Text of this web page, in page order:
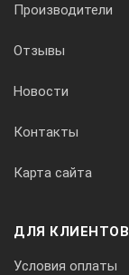
Производители
Отзывы
Новости
Контакты
Карта сайта
ДЛЯ КЛИЕНТОВ
Условия оплаты